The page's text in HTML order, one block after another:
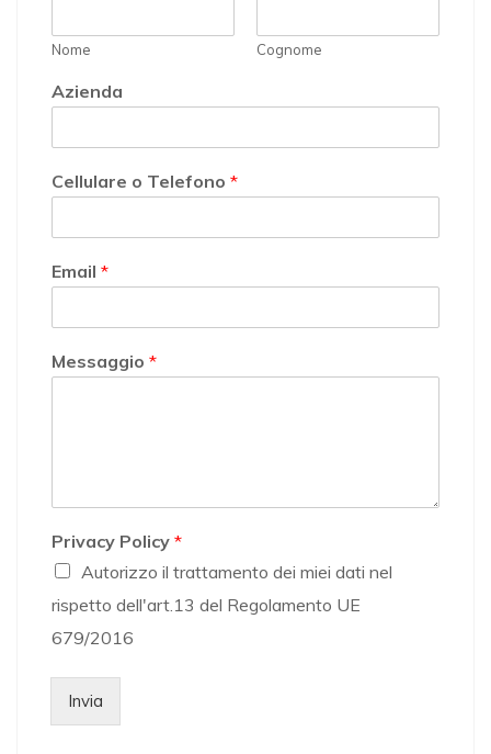
Nome Cognome
Azienda
Cellulare o Telefono *
Email *
Messaggio *
Privacy Policy *
Autorizzo il trattamento dei miei dati nel
rispetto dell'art.13 del Regolamento UE
679/2016
Invia